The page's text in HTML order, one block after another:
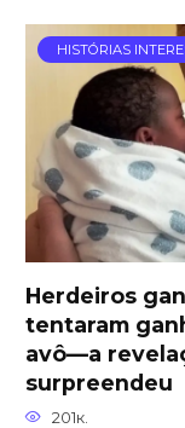
HISTÓRIAS
Herdeiros
tentaram
avô—a
surpreendeu
201к.